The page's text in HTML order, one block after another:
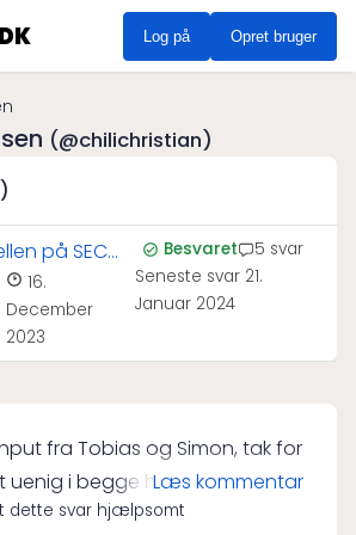
Log på Opret bruger
(@chilichristian)
på SEC
16.
December
2023
Besvaret
5 svar
Seneste svar 21.
Januar 2024
fra Tobias og Simon, tak for
uenig i begge holdninger, da
at drikke champagne fra
Læs kommentar
dette svar hjælpsomt